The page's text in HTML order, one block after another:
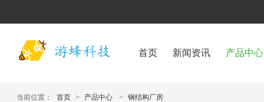
首页 新闻资讯 产品中心
当前位置： 首页 > 产品中心 > 钢结构厂房